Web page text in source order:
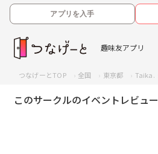
アプリを入手
趣味友アプリ
つなげーとTOP 全国 東京都 Taika.
このサークルのイベントレビュー